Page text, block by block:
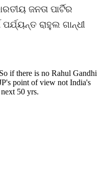
ଜନତା ପାର୍ଟିର
ରାହୁଲ ଗାନ୍ଧୀ
if there is no Rahul Gandhi
point of view not India's
50 yrs.